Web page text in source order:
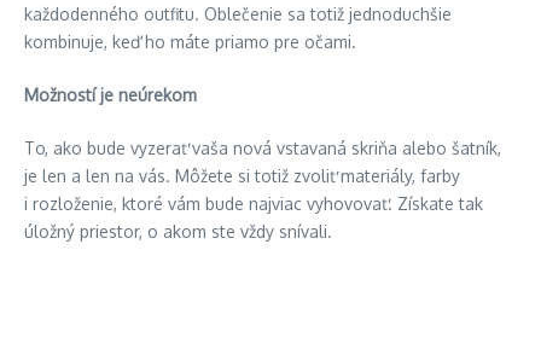
každodenného outfitu. Oblečenie sa totiž jednoduchšie
kombinuje, keď ho máte priamo pre očami.
Možností je neúrekom
To, ako bude vyzerať vaša nová vstavaná skriňa alebo šatník,
je len a len na vás. Môžete si totiž zvoliť materiály, farby
i rozloženie, ktoré vám bude najviac vyhovovať. Získate tak
úložný priestor, o akom ste vždy snívali.